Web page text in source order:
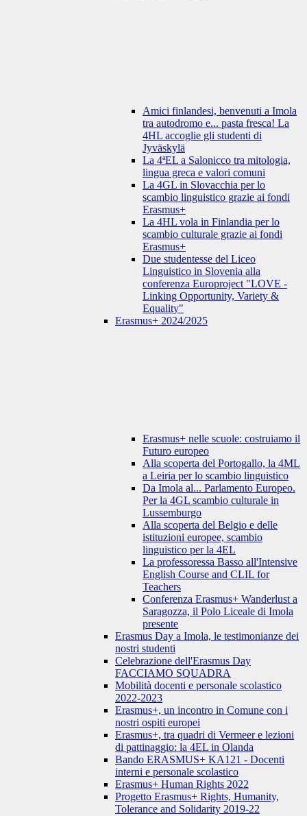
Amici finlandesi, benvenuti a Imola
tra autodromo e... pasta fresca! La
4HL accoglie gli studenti di
Jyväskylä
La 4ªEL a Salonicco tra mitologia,
lingua greca e valori comuni
La 4GL in Slovacchia per lo
scambio linguistico grazie ai fondi
Erasmus+
La 4HL vola in Finlandia per lo
scambio culturale grazie ai fondi
Erasmus+
Due studentesse del Liceo
Linguistico in Slovenia alla
conferenza Europroject "LOVE -
Linking Opportunity, Variety &
Equality"
Erasmus+ 2024/2025
Erasmus+ nelle scuole: costruiamo il
Futuro europeo
Alla scoperta del Portogallo, la 4ML
a Leiria per lo scambio linguistico
Da Imola al... Parlamento Europeo.
Per la 4GL scambio culturale in
Lussemburgo
Alla scoperta del Belgio e delle
istituzioni europee, scambio
linguistico per la 4EL
La professoressa Basso all'Intensive
English Course and CLIL for
Teachers
Conferenza Erasmus+ Wanderlust a
Saragozza, il Polo Liceale di Imola
presente
Erasmus Day a Imola, le testimonianze dei
nostri studenti
Celebrazione dell'Erasmus Day
FACCIAMO SQUADRA
Mobilità docenti e personale scolastico
2022-2023
Erasmus+, un incontro in Comune con i
nostri ospiti europei
Erasmus+, tra quadri di Vermeer e lezioni
di pattinaggio: la 4EL in Olanda
Bando ERASMUS+ KA121 - Docenti
interni e personale scolastico
Erasmus+ Human Rights 2022
Progetto Erasmus+ Rights, Humanity,
Tolerance and Solidarity 2019-22